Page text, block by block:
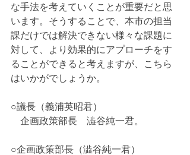
な手法を考えていくことが重要だと思
います。そうすることで、本市の担当
課だけでは解決できない様々な課題に
対して、より効果的にアプローチをす
ることができると考えますが、こちら
はいかがでしょうか。
○議長（義浦英昭君）
企画政策部長　澁谷純一君。
○企画政策部長（澁谷純一君）